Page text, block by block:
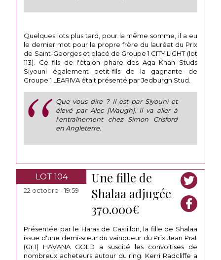
Quelques lots plus tard, pour la même somme, il a eu
le dernier mot pour le propre frère du lauréat du Prix
de Saint-Georges et placé de Groupe 1 CITY LIGHT (lot
113). Ce fils de l'étalon phare des Aga Khan Studs
Siyouni également petit-fils de la gagnante de
Groupe 1 LEARIVA était présenté par Jedburgh Stud.
Que vous dire ? Il est par Siyouni et
élevé par Alec [Waugh]. Il va aller à
l'entraînement chez Simon Crisford
en Angleterre.
LOT 104
22 octobre - 19:59
Une fille de
Shalaa adjugée
370.000€
Présentée par le Haras de Castillon, la fille de Shalaa
issue d'une demi-sœur du vainqueur du Prix Jean Prat
(Gr.1) HAVANA GOLD a suscité les convoitises de
nombreux acheteurs autour du ring. Kerri Radcliffe a